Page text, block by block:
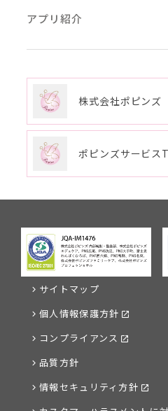
アプリ紹介
株式会社ポピンズ
ポピンズサービス
サイトマップ
個人情報保護方針
コンプライアンス
品質方針
情報セキュリティ方針